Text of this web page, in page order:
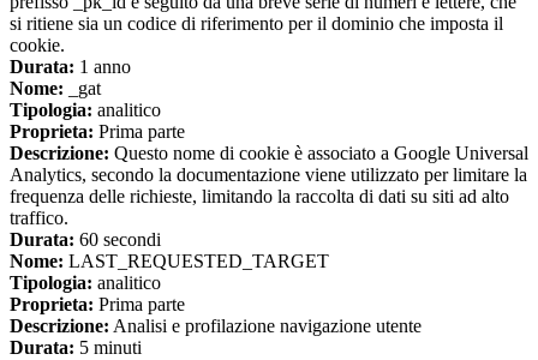
si ritiene sia un codice di riferimento per il dominio che imposta il
cookie.
Durata: 1 anno
Nome: _gat
Tipologia: analitico
Proprieta: Prima parte
Descrizione: Questo nome di cookie è associato a Google Universal
Analytics, secondo la documentazione viene utilizzato per limitare la
frequenza delle richieste, limitando la raccolta di dati su siti ad alto
traffico.
Durata: 60 secondi
Nome: LAST_REQUESTED_TARGET
Tipologia: analitico
Proprieta: Prima parte
Descrizione: Analisi e profilazione navigazione utente
Durata: 5 minuti